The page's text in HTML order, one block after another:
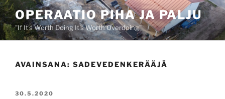
Siirry
sisältöönOPERAATIO PIHA JA PALJU
"If It's Worth Doing It's Worth Overdoing"
AVAINSANA: SADEVEDENKERÄÄJÄ
JULKAISTU
30.5.2020